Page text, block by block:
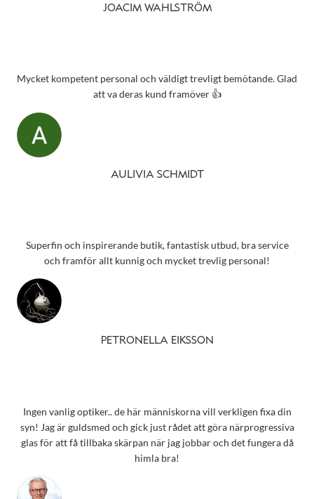
JOACIM WAHLSTRÖM
Mycket kompetent personal och väldigt trevligt bemötande. Glad
att va deras kund framöver 👍
AULIVIA SCHMIDT
Superfin och inspirerande butik, fantastisk utbud, bra service
och framför allt kunnig och mycket trevlig personal!
PETRONELLA EIKSSON
Ingen vanlig optiker.. de här människorna vill verkligen fixa din
syn! Jag är guldsmed och gick just rådet att göra närprogressiva
glas för att få tillbaka skärpan när jag jobbar och det fungera då
himla bra!